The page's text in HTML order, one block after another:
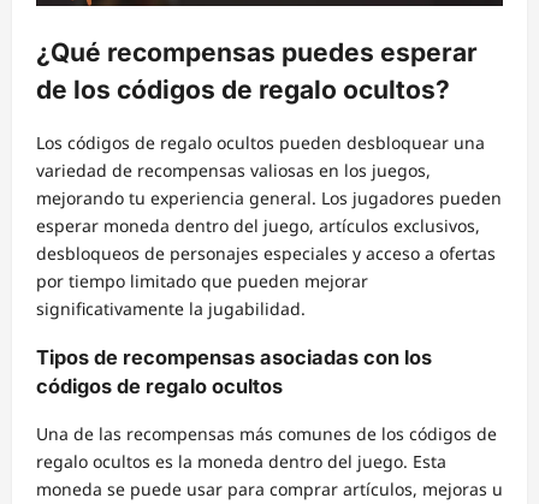
¿Qué recompensas puedes esperar
de los códigos de regalo ocultos?
Los códigos de regalo ocultos pueden desbloquear una
variedad de recompensas valiosas en los juegos,
mejorando tu experiencia general. Los jugadores pueden
esperar moneda dentro del juego, artículos exclusivos,
desbloqueos de personajes especiales y acceso a ofertas
por tiempo limitado que pueden mejorar
significativamente la jugabilidad.
Tipos de recompensas asociadas con los
códigos de regalo ocultos
Una de las recompensas más comunes de los códigos de
regalo ocultos es la moneda dentro del juego. Esta
moneda se puede usar para comprar artículos, mejoras u